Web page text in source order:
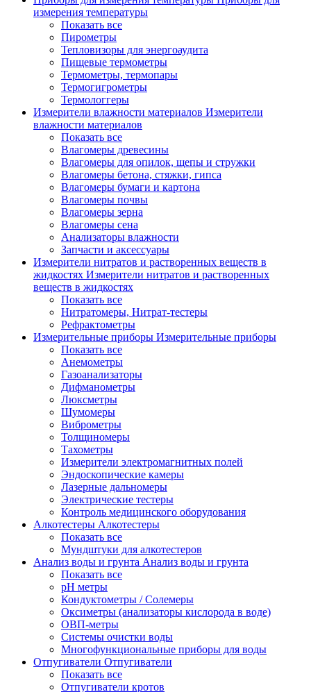
измерения температуры
Показать все
Пирометры
Тепловизоры для энергоаудита
Пищевые термометры
Термометры, термопары
Термогигрометры
Термологгеры
Измерители влажности материалов Измерители
влажности материалов
Показать все
Влагомеры древесины
Влагомеры для опилок, щепы и стружки
Влагомеры бетона, стяжки, гипса
Влагомеры бумаги и картона
Влагомеры почвы
Влагомеры зерна
Влагомеры сена
Анализаторы влажности
Запчасти и аксессуары
Измерители нитратов и растворенных веществ в
жидкостях Измерители нитратов и растворенных
веществ в жидкостях
Показать все
Нитратомеры, Нитрат-тестеры
Рефрактометры
Измерительные приборы Измерительные приборы
Показать все
Анемометры
Газоанализаторы
Дифманометры
Люксметры
Шумомеры
Виброметры
Толщиномеры
Тахометры
Измерители электромагнитных полей
Эндоскопические камеры
Лазерные дальномеры
Электрические тестеры
Контроль медицинского оборудования
Алкотестеры Алкотестеры
Показать все
Мундштуки для алкотестеров
Анализ воды и грунта Анализ воды и грунта
Показать все
pH метры
Кондуктометры / Солемеры
Оксиметры (анализаторы кислорода в воде)
ОВП-метры
Системы очистки воды
Многофункциональные приборы для воды
Отпугиватели Отпугиватели
Показать все
Отпугиватели кротов